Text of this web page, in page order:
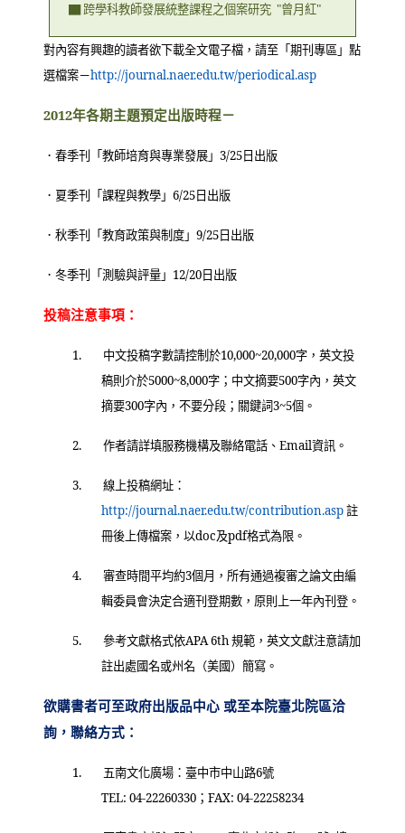
▇ 跨學科教師發展統整課程之個案研究 "曾月紅"
對內容有興趣的讀者欲下載全文電子檔，請至「期刊專區」點
選檔案－http://journal.naer.edu.tw/periodical.asp（另開新視窗）
2012年各期主題預定出版時程－
．春季刊「教師培育與專業發展」 3/25日出版
．夏季刊「課程與教學」 6/25日出版
．秋季刊「教育政策與制度」 9/25日出版
．冬季刊「測驗與評量」 12/20日出版
投稿注意事項：
1. 中文投稿字數請控制於10,000~20,000字，英文投
稿則介於5000~8,000字；中文摘要500字內，英文
摘要300字內，不要分段；關鍵詞3~5個。
2. 作者請詳填服務機構及聯絡電話、 Email資訊。
3.
線上投稿網址：
http://journal.naer.edu.tw/contribution.asp（另開新視窗）
註
冊後上傳檔案，以doc及pdf格式為限。
4. 審查時間平均約3個月，所有通過複審之論文由編
輯委員會決定合適刊登期數，原則上一年內刊登。
5. 參考文獻格式依APA 6th規範，英文文獻注意請加
註出處國名或州名（美國）簡寫。
欲購書者可至政府出版品中心 或至本院臺北院區洽
詢，聯絡方式：
1. 五南文化廣場：臺中市中山路6號
TEL: 04-22260330 ； FAX: 04-22258234